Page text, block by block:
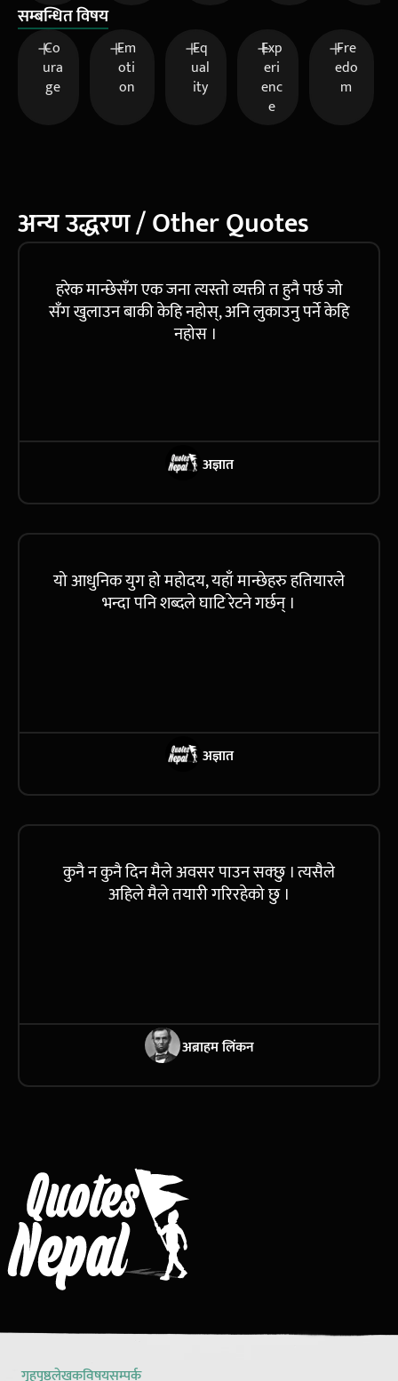
सम्बन्धित विषय
Co
ura
ge
Em
oti
on
Eq
ual
ity
Exp
eri
enc
e
Fre
edo
m
अन्य उद्धरण / Other Quotes
हरेक मान्छेसँग एक जना त्यस्तो व्यक्ती त हुनै पर्छ जो
सँग खुलाउन बाकी केहि नहोस्, अनि लुकाउनु पर्ने केहि
नहोस ।
अज्ञात
यो आधुनिक युग हो महोदय, यहाँ मान्छेहरु हतियारले
भन्दा पनि शब्दले घाटि रेटने गर्छन् ।
अज्ञात
कुनै न कुनै दिन मैले अवसर पाउन सक्छु । त्यसैले
अहिले मैले तयारी गरिरहेको छु ।
अब्राहम लिंकन
गृहपृष्ठलेखकविषयसम्पर्क